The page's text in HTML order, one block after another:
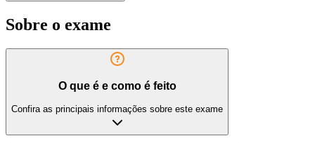
Sobre o exame
O que é e como é feito
Confira as principais informações sobre este exame